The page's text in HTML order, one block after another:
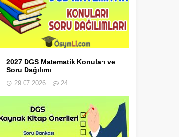
2027 DGS Matematik Konuları ve
Soru Dağılımı
29.07.2026 24